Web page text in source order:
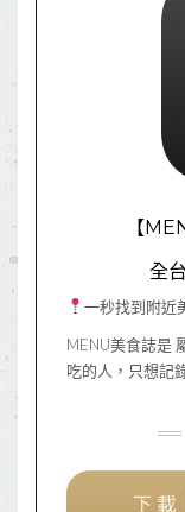
【
全
一秒找到附近
MENU美食誌是
吃的人，只想記